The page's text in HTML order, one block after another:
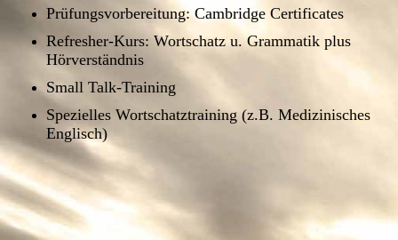
Prüfungsvorbereitung: Cambridge Certificates
Refresher-Kurs: Wortschatz u. Grammatik plus
Hörverständnis
Small Talk-Training
Spezielles Wortschatztraining (z.B. Medizinisches
Englisch)